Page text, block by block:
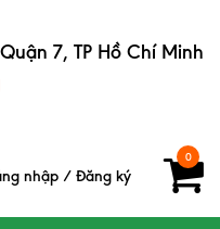
7, TP Hồ Chí Minh
0
nhập / Đăng ký